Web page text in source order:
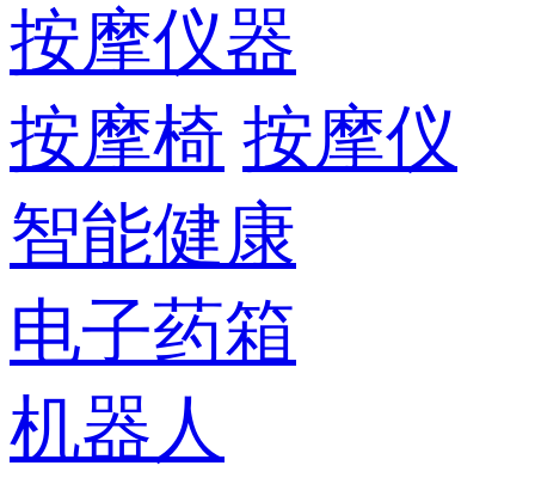
按摩仪器
按摩椅 按摩仪
智能健康
电子药箱
机器人